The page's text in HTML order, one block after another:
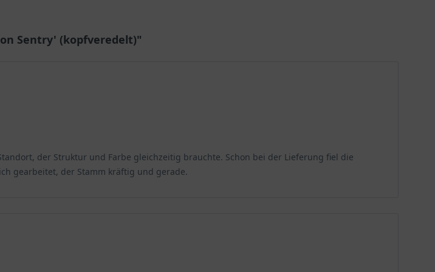
sich dort gepflanzt am besten. Halbschattige Standorte werden ebenfalls toleriert und
am prächtigsten, wenn der Baum eine intensive Sonneneinstrahlung erfährt.
und verträgt Temperaturen bis minus 35 Grad Celsius. Er ist extrem robust und toleriert
Silhouette und bereitet selbst an grauen Tagen Freude.
findet man vor allem in Vorgärten, im kleinen Hausgarten, aber ebenso in. Der rote
zu verschönern und Naturgefühl zu vermitteln.
Sentry' (kopfveredelt)"
der Struktur und Farbe gleichzeitig brauchte. Schon bei der Lieferung fiel die
gearbeitet, der Stamm kräftig und gerade.